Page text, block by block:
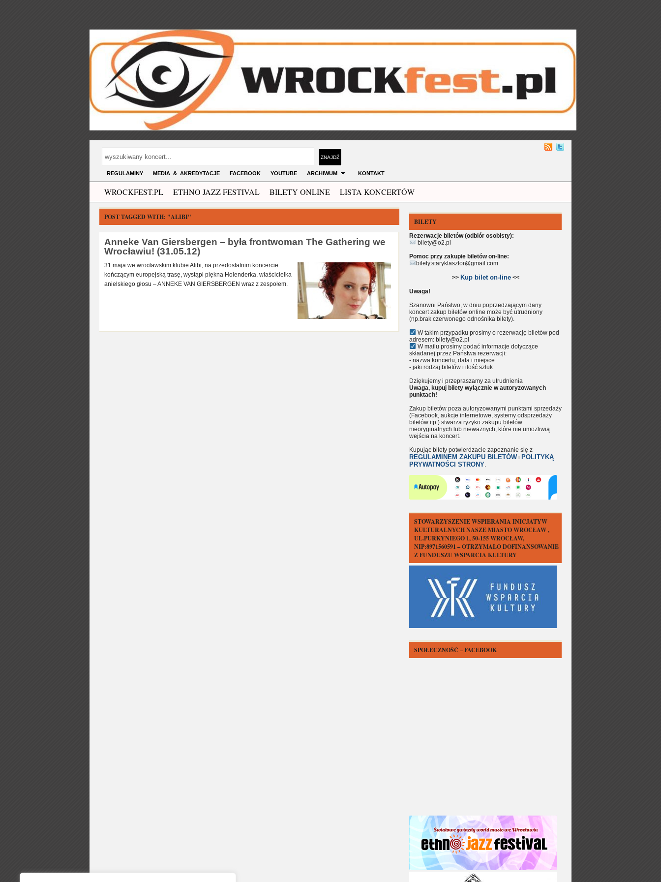
REGULAMINY MEDIA & AKREDYTACJE FACEBOOK YOUTUBE ARCHIWUM KONTAKT
WROCKFEST.PL ETHNO JAZZ FESTIVAL BILETY ONLINE LISTA KONCERTÓW
BILETY
Rezerwacje biletów (odbiór osobisty):
bilety@o2.pl
Pomoc przy zakupie biletów on-line:
bilety.staryklasztor@gmail.com
>> Kup bilet on-line<<
Uwaga!
Szanowni Państwo, w dniu poprzedzającym dany
koncert zakup biletów online może być utrudniony
(np.brak czerwonego odnośnika bilety).
W takim przypadku prosimy o rezerwację biletów pod
adresem: bilety@o2.pl
W mailu prosimy podać informacje dotyczące
składanej przez Państwa rezerwacji:
- nazwa koncertu, data i miejsce
- jaki rodzaj biletów i ilość sztuk
Dziękujemy i przepraszamy za utrudnienia
Uwaga, kupuj bilety wyłącznie w autoryzowanych
punktach!
Zakup biletów poza autoryzowanymi punktami sprzedaży
(Facebook, aukcje internetowe, systemy odsprzedaży
biletów itp.) stwarza ryzyko zakupu biletów
nieoryginalnych lub nieważnych, które nie umożliwią
wejścia na koncert.
Kupując bilety potwierdzacie zapoznanie się z
REGULAMINEM ZAKUPU BILETÓW i POLITYKĄ
PRYWATNOŚCI STRONY.
STOWARZYSZENIE WSPIERANIA INICJATYW
KULTURALNYCH NASZE MIASTO WROCŁAW ,
UL.PURKYNIEGO 1, 50-155 WROCŁAW,
NIP:8971560591 – OTRZYMAŁO DOFINANSOWANIE
Z FUNDUSZU WSPARCIA KULTURY
SPOŁECZNOŚĆ – FACEBOOK
POST TAGGED WITH: "ALIBI"
Anneke Van Giersbergen – była frontwoman The Gathering we
Wrocławiu! (31.05.12)
31 maja we wrocławskim klubie Alibi, na przedostatnim koncercie
kończącym europejską trasę, wystąpi piękna Holenderka, właścicielka
anielskiego głosu – ANNEKE VAN GIERSBERGEN wraz z zespołem.